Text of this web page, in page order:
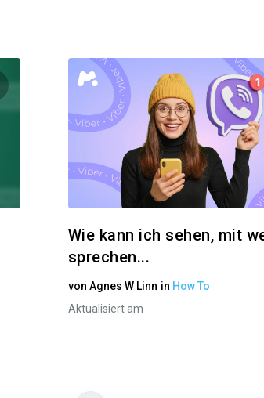
Diesen Artikel teilen
Link kopieren
Wie kann ich sehen, mit
sprechen...
von Agnes W Linn in How To
Aktualisiert am